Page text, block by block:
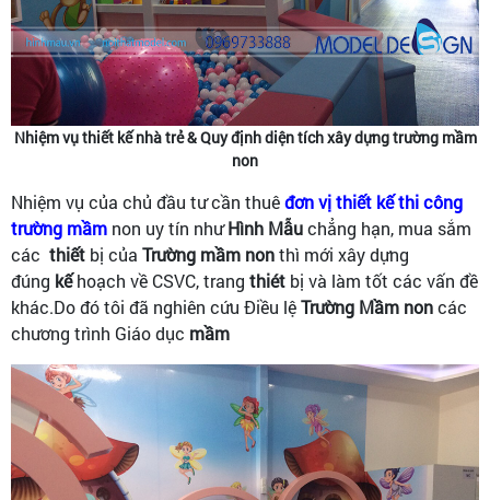
Nhiệm vụ thiết kế nhà trẻ & Quy định diện tích xây dựng trường mầm
non
Nhiệm vụ của chủ đầu tư cần thuêđơn vị thiết kế thi công
trường mầm non uy tín nhưHình Mẫuchẳng hạn, mua sắm
các thiết bị của Trường mầm nonthì mới xây dựng
đúng kếhoạch về CSVC, trang thiét bị và làm tốt các vấn đề
khác.Do đó tôi đã nghiên cứu Điều lệTrường Mầm noncác
chương trình Giáo dục mầm